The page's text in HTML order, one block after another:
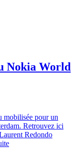
Nokia World
mobilisée pour un
Retrouvez ici
Redondo